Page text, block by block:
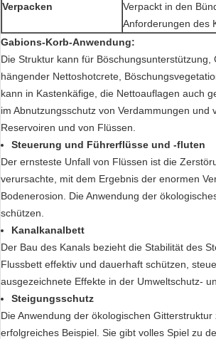
Verpacken
Verpackt in den
Anforderungen des
Gabions-Korb-Anwendung:
Die Struktur kann für
hängender Nettoshotcrete,
kann in Kastenkäfige, die Nettoauflagen auch
im Abnutzungsschutz von Verdammungen
Reservoiren und von Flüssen.
Steuerung und Führerflüsse und -fluten
Der ernsteste Unfall von Flüssen ist die
verursachte, mit dem Ergebnis der enormen
Bodenerosion. Die Anwendung der
schützen.
Kanalkanalbett
Der Bau des Kanals bezieht die Stabilität des
Flussbett effektiv und dauerhaft schützen,
ausgezeichnete Effekte in der Umweltschutz-
Steigungsschutz
Die Anwendung der ökologischen
erfolgreiches Beispiel. Sie gibt volles Spiel zu